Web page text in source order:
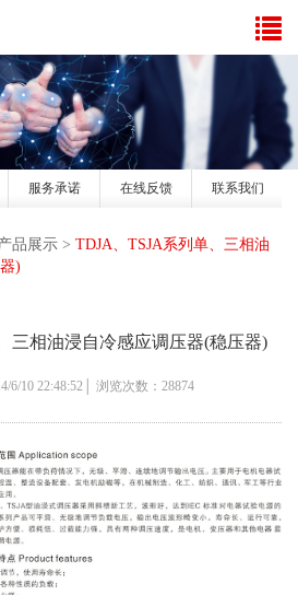
服务承诺 在线反馈 联系我们
品展示 > TDJA、TSJA系列单、三相油
)
三相油浸自冷感应调压器(稳压器)
6/10 22:48:52│ 浏览次数：28874